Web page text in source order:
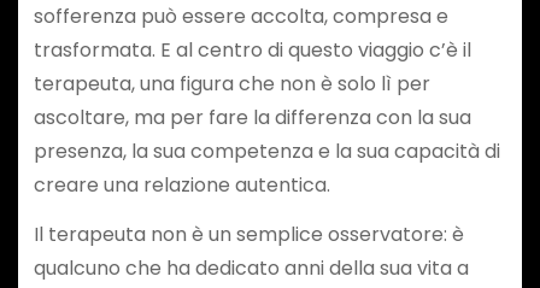
sofferenza può essere accolta, compresa e
trasformata. E al centro di questo viaggio c’è il
terapeuta, una figura che non è solo lì per
ascoltare, ma per fare la differenza con la sua
presenza, la sua competenza e la sua capacità di
creare una relazione autentica.
Il terapeuta non è un semplice osservatore: è
qualcuno che ha dedicato anni della sua vita a